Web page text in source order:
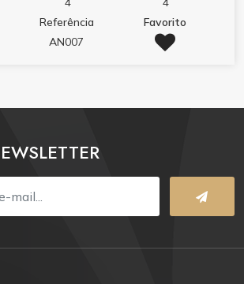
Referência
AN007
Favorito